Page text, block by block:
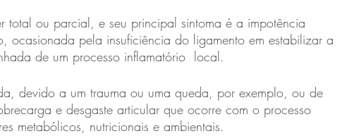
total ou parcial, e seu principal sintoma é a impotência
ocasionada pela insuficiência do ligamento em estabilizar a
de um processo inflamatório  local.
devido a um trauma ou uma queda, por exemplo, ou de
e desgaste articular que ocorre com o processo
metabólicos, nutricionais e ambientais.